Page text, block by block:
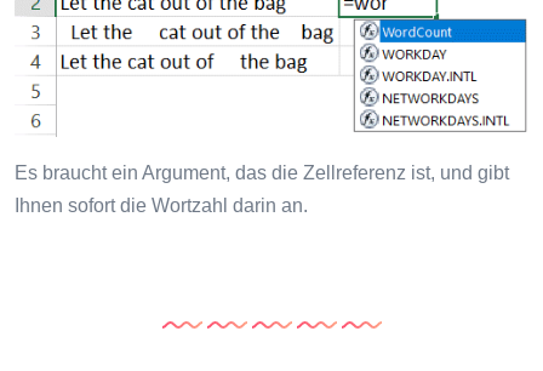
Es braucht ein Argument, das die Zellreferenz ist, und gibt
Ihnen sofort die Wortzahl darin an.